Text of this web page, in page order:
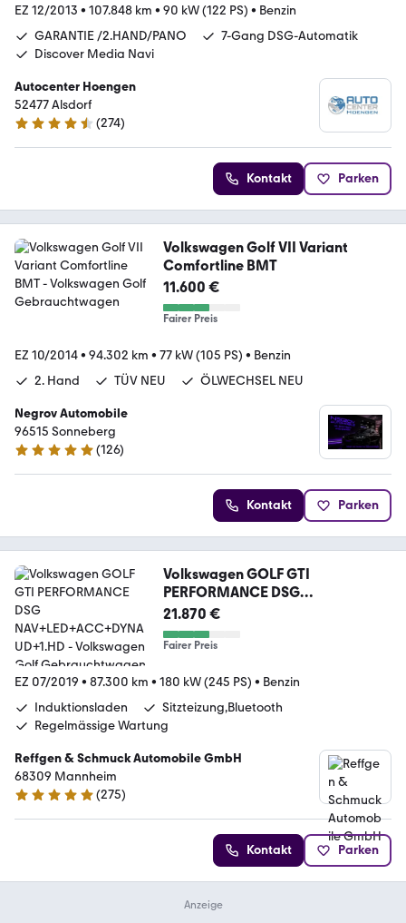
EZ 12/2013 • 107.848 km • 90 kW (122 PS) • Benzin
GARANTIE /2.HAND/PANO
7-Gang DSG-Automatik
Discover Media Navi
Autocenter Hoengen
52477 Alsdorf
4.5 Sterne
(274)
Kontakt Parken
Volkswagen Golf VII Variant
Comfortline BMT
11.600 €
Fairer Preis
EZ 10/2014• 94.302 km • 77 kW (105 PS) • Benzin
2. Hand
TÜV NEU ÖLWECHSEL NEU
Negrov Automobile
96515 Sonneberg
4.8 Sterne
(126)
Kontakt Parken
Volkswagen GOLF GTI
PERFORMANCE DSG
NAV+LED+ACC+DYNAUD+1.HD
21.870 €
Fairer Preis
EZ 07/2019 • 87.300 km • 180 kW (245 PS) • Benzin
Induktionsladen
Sitzteizung,Bluetooth
Regelmässige Wartung
Reffgen & Schmuck Automobile GmbH
68309 Mannheim
4.8 Sterne
(275)
Kontakt Parken